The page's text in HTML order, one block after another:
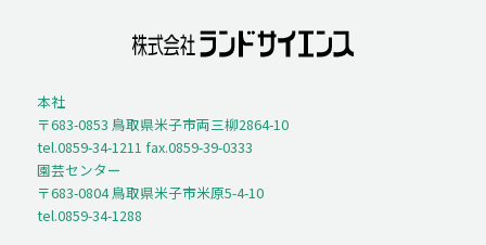
本社
〒683-0853 鳥取県米子市両三柳2864-10
tel.0859-34-1211 fax.0859-39-0333
園芸センター
〒683-0804 鳥取県米子市米原5-4-10
tel.0859-34-1288